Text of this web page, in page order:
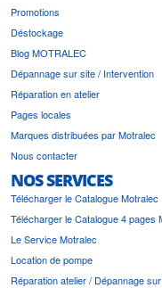
Promotions
Déstockage
Blog MOTRALEC
Dépannage sur site / Intervention
Réparation en atelier
Pages locales
Marques distribuées par Motralec
Nous contacter
NOS SERVICES
Télécharger le Catalogue Motralec
Télécharger le Catalogue 4 pages
Le Service Motralec
Location de pompe
Réparation atelier / Dépannage